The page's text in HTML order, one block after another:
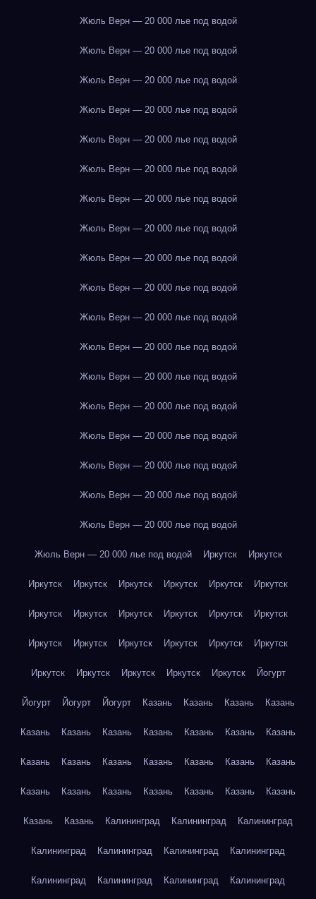
Жюль Верн — 20 000 лье под водой
Жюль Верн — 20 000 лье под водой
Жюль Верн — 20 000 лье под водой
Жюль Верн — 20 000 лье под водой
Жюль Верн — 20 000 лье под водой
Жюль Верн — 20 000 лье под водой
Жюль Верн — 20 000 лье под водой
Жюль Верн — 20 000 лье под водой
Жюль Верн — 20 000 лье под водой
Жюль Верн — 20 000 лье под водой
Жюль Верн — 20 000 лье под водой
Жюль Верн — 20 000 лье под водой
Жюль Верн — 20 000 лье под водой
Жюль Верн — 20 000 лье под водой
Жюль Верн — 20 000 лье под водой
Жюль Верн — 20 000 лье под водой
Жюль Верн — 20 000 лье под водой
Жюль Верн — 20 000 лье под водой
Жюль Верн — 20 000 лье под водой Иркутск Иркутск
Иркутск Иркутск Иркутск Иркутск Иркутск Иркутск
Иркутск Иркутск Иркутск Иркутск Иркутск Иркутск
Иркутск Иркутск Иркутск Иркутск Иркутск Иркутск
Иркутск Иркутск Иркутск Иркутск Иркутск Йогурт
Йогурт Йогурт Йогурт Казань Казань Казань Казань
Казань Казань Казань Казань Казань Казань Казань
Казань Казань Казань Казань Казань Казань Казань
Казань Казань Казань Казань Казань Казань Казань
Казань Казань Калининград Калининград Калининград
Калининград Калининград Калининград Калининград
Калининград Калининград Калининград Калининград